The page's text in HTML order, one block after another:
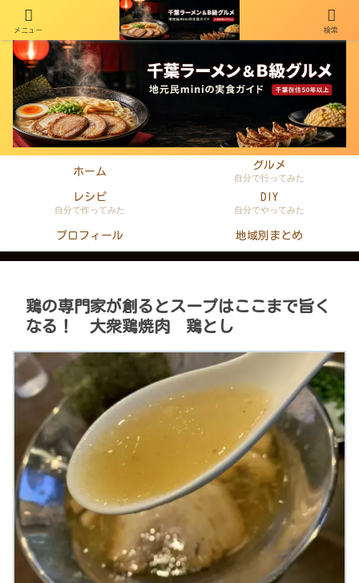
千葉在住50年以上のminiがラーメン・町中華・B級グルメを本音レビュー
ホーム
グルメ
自分で行ってみた
レシピ
自分で作ってみた
DIY
自分でやってみた
プロフィール 地域別まとめ
鶏の専門家が創るとスープはここまで旨く
なる！ 大衆鶏焼肉 鶏とし
メニュー 検索